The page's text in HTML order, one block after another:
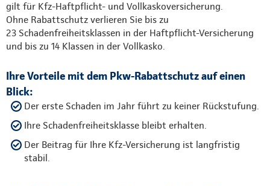
gilt für Kfz-Haftpflicht- und Vollkaskoversicherung.
Ohne Rabattschutz verlieren Sie bis zu
23 Schadenfreiheitsklassen in der Haftpflicht-Versicherung
und bis zu 14 Klassen in der Vollkasko.
Ihre Vorteile mit dem Pkw-Rabattschutz auf einen
Blick:
Der erste Schaden im Jahr führt zu keiner Rückstufung.
Ihre Schadenfreiheitsklasse bleibt erhalten.
Der Beitrag für Ihre Kfz-Versicherung ist langfristig
stabil.